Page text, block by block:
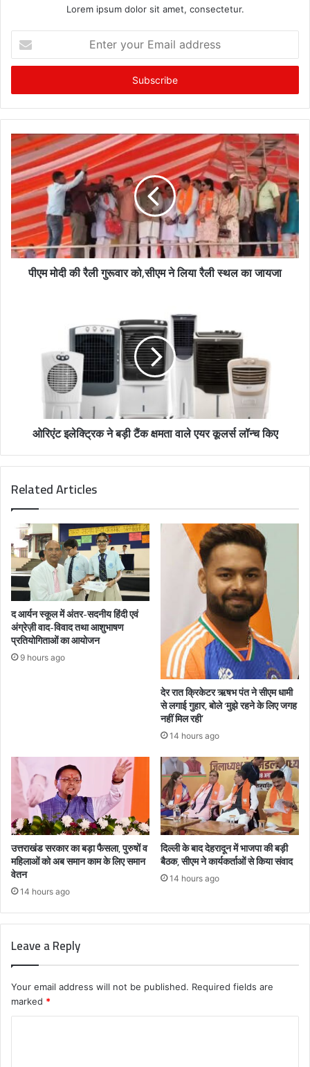
Lorem ipsum dolor sit amet, consectetur.
t
r
y
u
r
E
m
a
i
l
a
d
पीएम मोदी की रैली गुरूवार को,सीएम ने लिया रैली स्थल का जायजा
ओरिएंट इलेक्ट्रिक ने बड़ी टैंक क्षमता वाले एयर कूलर्स लॉन्च किए
Related Articles
द आर्यन स्कूल में अंतर-सदनीय हिंदी एवं
अंग्रेज़ी वाद-विवाद तथा आशुभाषण
प्रतियोगिताओं का आयोजन
9 hours ago
देर रात क्रिकेटर ऋषभ पंत ने सीएम धामी
से लगाई गुहार, बोले ‘मुझे रहने के लिए जगह
नहीं मिल रही’
14 hours ago
उत्तराखंड सरकार का बड़ा फैसला, पुरुषों व
महिलाओं को अब समान काम के लिए समान
वेतन
14 hours ago
दिल्ली के बाद देहरादून में भाजपा की बड़ी
बैठक, सीएम ने कार्यकर्ताओं से किया संवाद
14 hours ago
Leave a Reply
Your email address will not be published. Required fields are
marked *